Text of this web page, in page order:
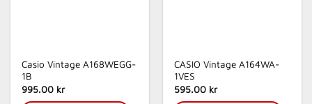
Casio Vintage A168WEGG-
1B
995.00 kr
CASIO Vintage A164WA-
1VES
595.00 kr